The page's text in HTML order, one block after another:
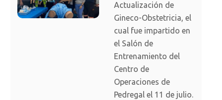
Actualización de
Gineco-Obstetricia, el
cual fue impartido en
el Salón de
Entrenamiento del
Centro de
Operaciones de
Pedregal el 11 de julio.